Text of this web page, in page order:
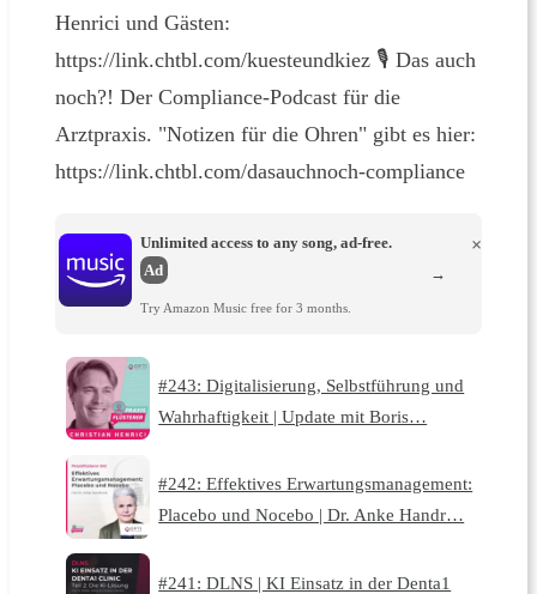
Henrici und Gästen:
https://link.chtbl.com/kuesteundkiez 🎙 Das auch
noch?! Der Compliance-Podcast für die
Arztpraxis. "Notizen für die Ohren" gibt es hier:
https://link.chtbl.com/dasauchnoch-compliance
Unlimited access to any song, ad-free.
Ad
Try Amazon Music free for 3 months.
×
→
#243: Digitalisierung, Selbstführung und
Wahrhaftigkeit | Update mit Boris…
#242: Effektives Erwartungsmanagement:
Placebo und Nocebo | Dr. Anke Handr…
#241: DLNS | KI Einsatz in der Denta1